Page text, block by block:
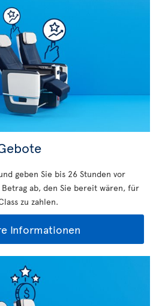
geben Sie bis 26 Stunden vor
ab, den Sie bereit wären, für
zu zahlen.
Informationen